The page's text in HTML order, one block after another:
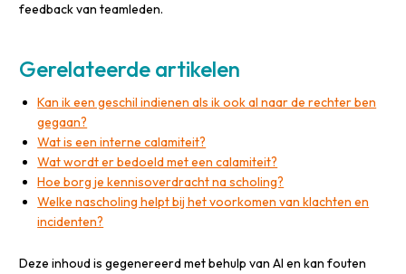
feedback van teamleden.
Gerelateerde artikelen
Kan ik een geschil indienen als ik ook al naar de rechter ben
gegaan?
Wat is een interne calamiteit?
Wat wordt er bedoeld met een calamiteit?
Hoe borg je kennisoverdracht na scholing?
Welke nascholing helpt bij het voorkomen van klachten en
incidenten?
Deze inhoud is gegenereerd met behulp van AI en kan fouten